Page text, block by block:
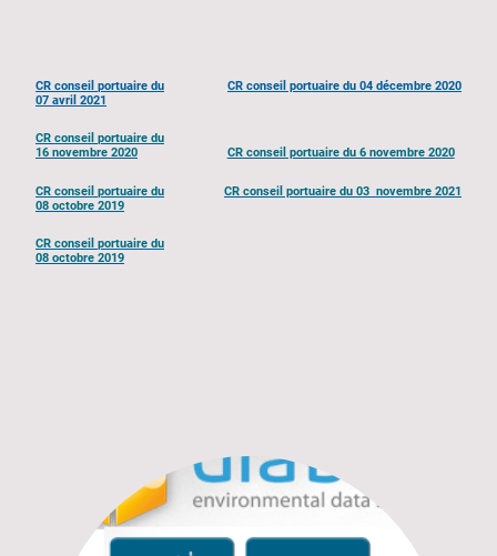
CR conseil portuaire du
07 avril 2021
CR conseil portuaire du 04 décembre 2020
CR conseil portuaire du
16 novembre 2020
CR conseil portuaire du 6 novembre 2020
CR conseil portuaire du
08 octobre 2019
CR conseil portuaire du 03 novembre 2021
CR conseil portuaire du
08 octobre 2019